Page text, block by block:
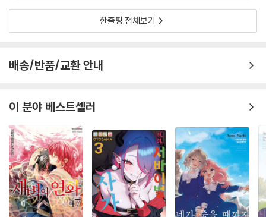
한줄평 전체보기
배송/반품/교환 안내
이 분야 베스트셀러